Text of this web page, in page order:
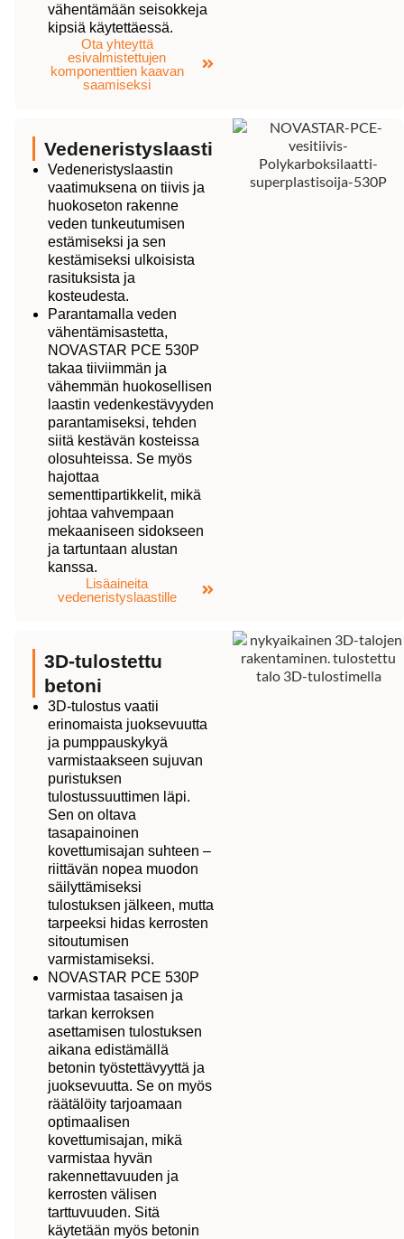
vähentämään seisokkeja
kipsiä käytettäessä.
Ota yhteyttä
esivalmistettujen
komponenttien kaavan
saamiseksi
Vedeneristyslaasti
Vedeneristyslaastin
vaatimuksena on tiivis ja
huokoseton rakenne
veden tunkeutumisen
estämiseksi ja sen
kestämiseksi ulkoisista
rasituksista ja
kosteudesta.
Parantamalla veden
vähentämisastetta,
NOVASTAR PCE 530P
takaa tiiviimmän ja
vähemmän huokosellisen
laastin vedenkestävyyden
parantamiseksi, tehden
siitä kestävän kosteissa
olosuhteissa. Se myös
hajottaa
sementtipartikkelit, mikä
johtaa vahvempaan
mekaaniseen sidokseen
ja tartuntaan alustan
kanssa.
Lisäaineita
vedeneristyslaastille
3D-tulostettu
betoni
3D-tulostus vaatii
erinomaista juoksevuutta
ja pumppauskykyä
varmistaakseen sujuvan
puristuksen
tulostussuuttimen läpi.
Sen on oltava
tasapainoinen
kovettumisajan suhteen –
riittävän nopea muodon
säilyttämiseksi
tulostuksen jälkeen, mutta
tarpeeksi hidas kerrosten
sitoutumisen
varmistamiseksi.
NOVASTAR PCE 530P
varmistaa tasaisen ja
tarkan kerroksen
asettamisen tulostuksen
aikana edistämällä
betonin työstettävyyttä ja
juoksevuutta. Se on myös
räätälöity tarjoamaan
optimaalisen
kovettumisajan, mikä
varmistaa hyvän
rakennettavuuden ja
kerrosten välisen
tarttuvuuden. Sitä
käytetään myös betonin